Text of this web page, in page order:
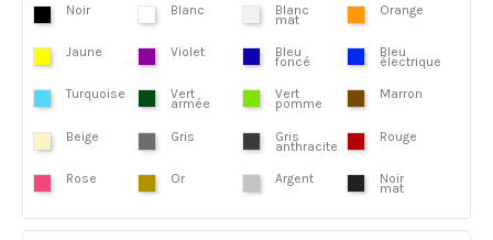
Noir Blanc Blanc
mat
Orange
Jaune Violet Bleu
foncé
Bleu
électrique
Turquoise Vert
armée
Vert
pomme
Marron
Beige Gris Gris
anthracite
Rouge
Rose Or Argent Noir
mat